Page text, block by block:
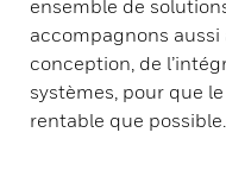
ensemble de
accompagnons
conception, de
systèmes, pour que
rentable que possible.